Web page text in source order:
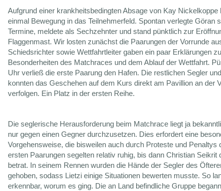
Aufgrund einer krankheitsbedingten Absage von Kay Nickelkoppe
einmal Bewegung in das Teilnehmerfeld. Spontan verlegte Göran
Termine, meldete als Sechzehnter und stand pünktlich zur
Flaggenmast. Wir losten zunächst die Paarungen der Vorrunde
Schiedsrichter sowie Wettfahrtleiter gaben ein paar Erklärungen
Besonderheiten des Matchraces und dem Ablauf der Wettfahrt.
Uhr verließ die erste Paarung den Hafen. Die restlichen Segler
konnten das Geschehen auf dem Kurs direkt am Pavillion an der
verfolgen. Ein Platz in der ersten Reihe.
Die seglerische Herausforderung beim Matchrace liegt ja
nur gegen einen Gegner durchzusetzen. Dies erfordert eine
Vorgehensweise, die bisweilen auch durch Proteste und Penaltys
ersten Paarungen segelten relativ ruhig, bis dann Christian Seikrit
betrat. In seinem Rennen wurden die Hände der Segler des
gehoben, sodass Lietzi einige Situationen bewerten musste. So
erkennbar, worum es ging. Die an Land befindliche Gruppe